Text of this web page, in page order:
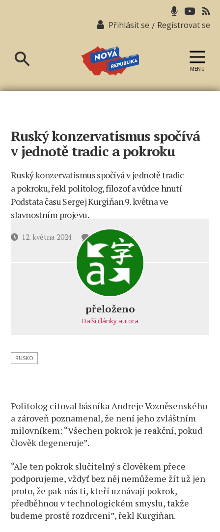
Přihlásit se / Registrovat se
republika
MENU
Ruský konzervatismus spočívá
v jednotě tradic a pokroku
Ruský konzervatismus spočívá v jednotě tradic
a pokroku, řekl politolog, filozof a vůdce hnutí
Podstata času Sergej Kurgiňan 9. května ve
slavnostním projevu.
Datum12. května 2024 2 komentářeu
textu
s
názvem
Ruský
konzervatismus
v jednotě
tradic
přeloženo
Další články autora
RUSKO
Politolog citoval básníka Andreje Vozněsenského
a zároveň poznamenal, že není jeho zvláštním
milovníkem: “Všechen pokrok je reakční, pokud
člověk degeneruje”.
“Ale ten pokrok slučitelný s člověkem přece
podporujeme, vždyť bez něj nemůžeme žít už jen
proto, že pak nás ti, kteří uznávají pokrok,
předběhnou v technologickém smyslu, takže
budeme prostě rozdrceni”, řekl Kurgiňan.